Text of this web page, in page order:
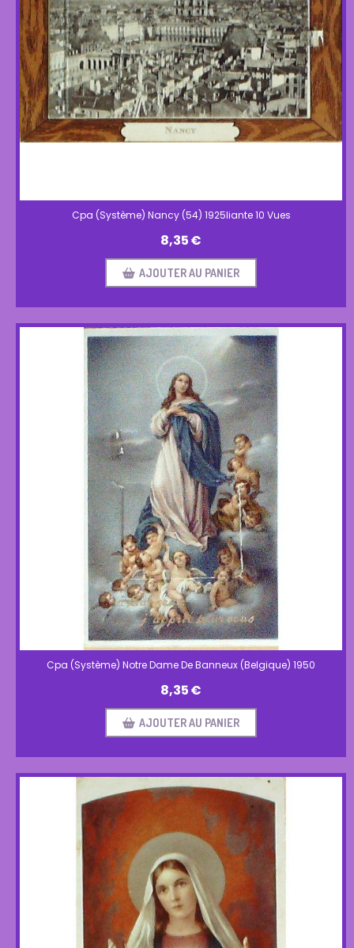
Cpa (Système) Nancy (54) 1925liante 10 Vues
8,35€
AJOUTER AU PANIER
Cpa (Système) Notre Dame De Banneux (Belgique) 1950
8,35€
AJOUTER AU PANIER